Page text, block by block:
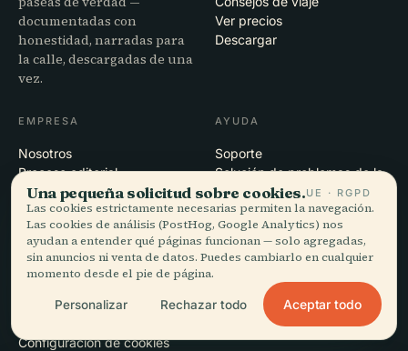
documentadas con
honestidad, narradas para
la calle, descargadas de una
vez.
Ver precios
Descargar
EMPRESA
Nosotros
Proceso editorial
Misión
AYUDA
Soporte
Solución de problemas de la
app
Contacto
Colabora con nosotros
LEGAL
Privacidad
Configuración de cookies
Una pequeña solicitud sobre cookies.UE · RGPD
Las cookies estrictamente necesarias permiten la navegación.
Las cookies de análisis (PostHog, Google Analytics) nos
ayudan a entender qué páginas funcionan — solo agregadas,
sin anuncios ni venta de datos. Puedes cambiarlo en cualquier
momento desde el pie de página.
Personalizar Rechazar todo Aceptar todo